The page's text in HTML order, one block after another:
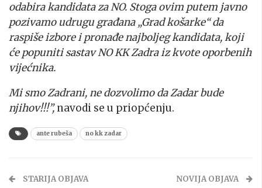
odabira kandidata za NO. Stoga ovim putem javno
pozivamo udrugu građana „Grad košarke“ da
raspiše izbore i pronađe najboljeg kandidata, koji
će popuniti sastav NO KK Zadra iz kvote oporbenih
vijećnika.
Mi smo Zadrani, ne dozvolimo da Zadar bude
njihov!!!”,navodi se u priopćenju.
ante rubeša no kk zadar
STARIJA OBJAVA NOVIJA OBJAVA